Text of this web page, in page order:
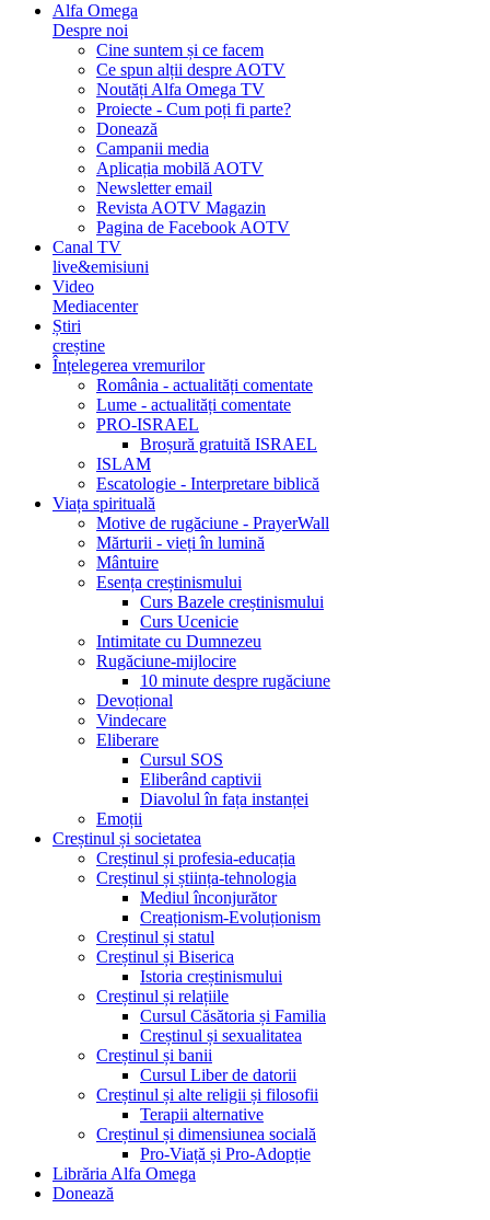
Alfa Omega
Despre noi
Cine suntem și ce facem
Ce spun alții despre AOTV
Noutăți Alfa Omega TV
Proiecte - Cum poți fi parte?
Donează
Campanii media
Aplicația mobilă AOTV
Newsletter email
Revista AOTV Magazin
Pagina de Facebook AOTV
Canal TV
live&emisiuni
Video
Mediacenter
Știri
creștine
Înțelegerea vremurilor
România - actualități comentate
Lume - actualități comentate
PRO-ISRAEL
Broșură gratuită ISRAEL
ISLAM
Escatologie - Interpretare biblică
Viața spirituală
Motive de rugăciune - PrayerWall
Mărturii - vieți în lumină
Mântuire
Esența creștinismului
Curs Bazele creștinismului
Curs Ucenicie
Intimitate cu Dumnezeu
Rugăciune-mijlocire
10 minute despre rugăciune
Devoțional
Vindecare
Eliberare
Cursul SOS
Eliberând captivii
Diavolul în fața instanței
Emoții
Creștinul și societatea
Creștinul și profesia-educația
Creștinul și știința-tehnologia
Mediul înconjurător
Creaționism-Evoluționism
Creștinul și statul
Creștinul și Biserica
Istoria creștinismului
Creștinul și relațiile
Cursul Căsătoria și Familia
Creștinul și sexualitatea
Creștinul și banii
Cursul Liber de datorii
Creștinul și alte religii și filosofii
Terapii alternative
Creștinul și dimensiunea socială
Pro-Viață și Pro-Adopție
Librăria Alfa Omega
Donează